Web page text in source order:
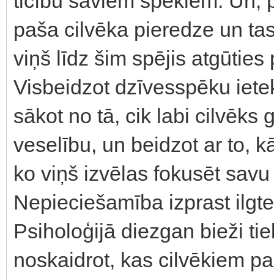
paša cilvēka pieredze un
viņš līdz šim spējis
Visbeidzot dzīvesspēku
sākot no tā, cik labi cilvēks
veselību, un beidzot ar to,
ko viņš izvēlas fokusēt
Nepieciešamība izprast
Psiholoģijā diezgan bieži
noskaidrot, kas cilvēkiem